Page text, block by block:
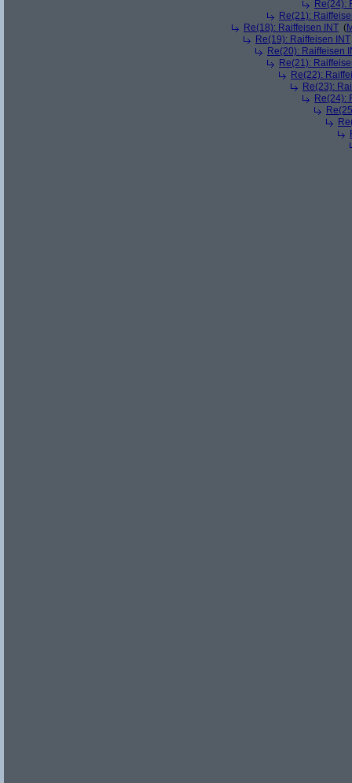
Re(24):
Re(21):
Re(18): Raiffeisen INT (
Re(19): Raiffeisen INT
Re(20): Raiffeisen
Re(21):
Re(22):
Re(23):
Re(24):